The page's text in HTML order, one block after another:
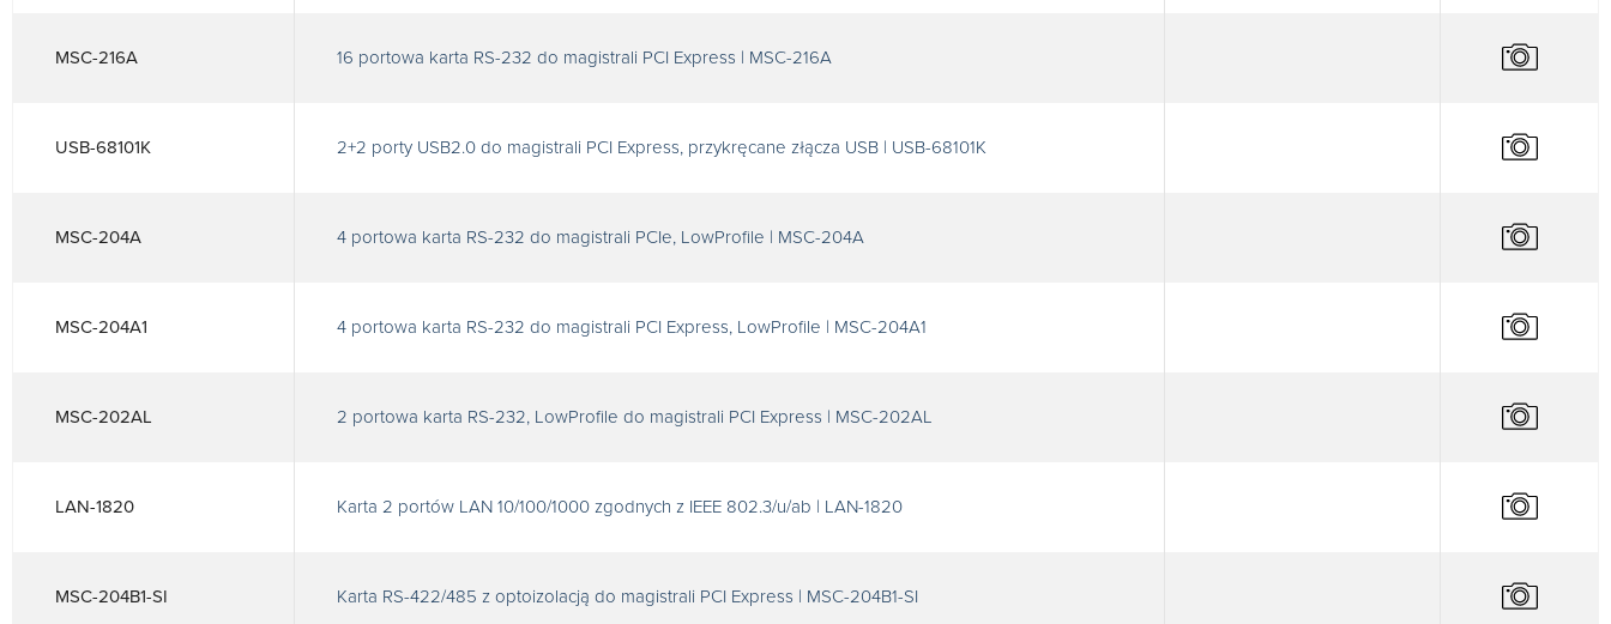
MSC-216A 16 portowa karta RS-232 do magistrali PCI Express | MSC-216A
USB-68101K 2+2 porty USB2.0 do magistrali PCI Express, przykręcane złącza USB | USB-68101K
MSC-204A 4 portowa karta RS-232 do magistrali PCIe, LowProfile | MSC-204A
MSC-204A1 4 portowa karta RS-232 do magistrali PCI Express, LowProfile | MSC-204A1
MSC-202AL 2 portowa karta RS-232, LowProfile do magistrali PCI Express | MSC-202AL
LAN-1820 Karta 2 portów LAN 10/100/1000 zgodnych z IEEE 802.3/u/ab | LAN-1820
MSC-204B1-SI Karta RS-422/485 z optoizolacją do magistrali PCI Express | MSC-204B1-SI